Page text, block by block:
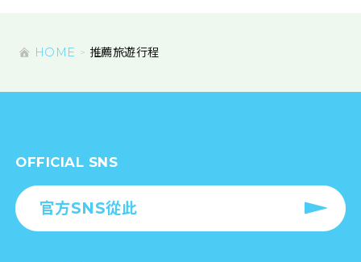
HOME 推薦旅遊行程
OFFICIAL SNS
官方SNS從此